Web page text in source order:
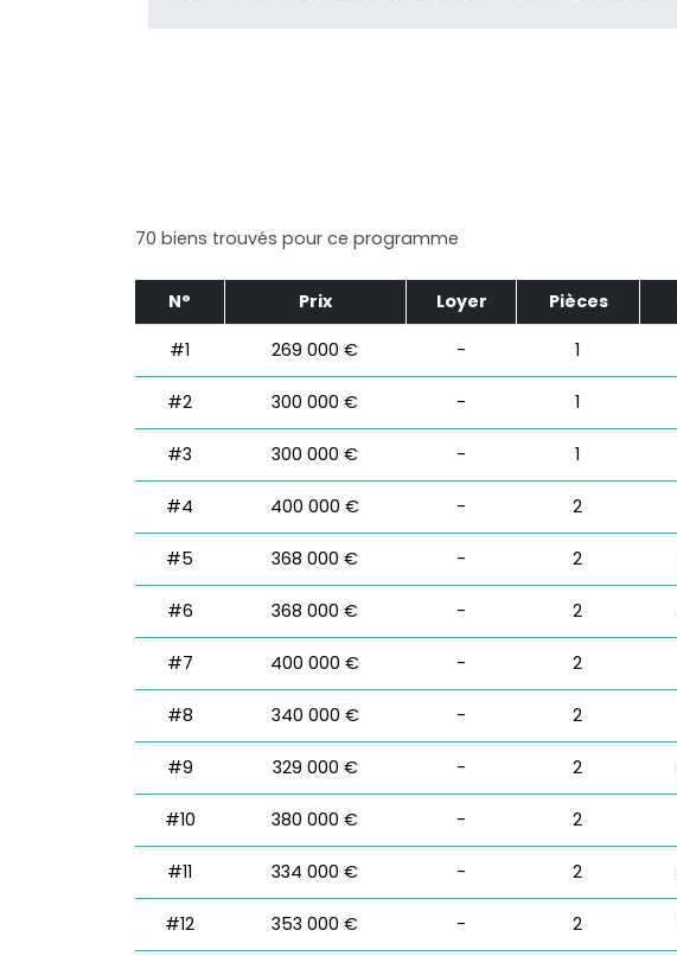
70 biens trouvés pour ce programme
N° Prix Loyer Pièces
#1 269 000 € - 1
#2 300 000 € - 1
#3 300 000 € - 1
#4 400 000 € - 2
#5 368 000 € - 2
#6 368 000 € - 2
#7 400 000 € - 2
#8 340 000 € - 2
#9 329 000 € - 2
#10 380 000 € - 2
#11 334 000 € - 2
#12 353 000 € - 2